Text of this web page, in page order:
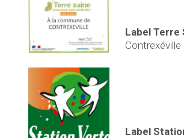
Label Terre
Label